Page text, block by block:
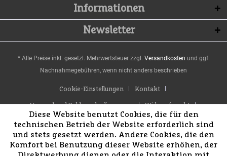
Informationen
Newsletter
* Alle Preise inkl. gesetzl. Mehrwertsteuer zzgl. Versandkosten und ggf.
Nachnahmegebühren, wenn nicht anders beschrieben
Cookie-Einstellungen Kontakt
Versand und Zahlungsbedingungen Widerrufsrecht
Datenschutz AGB Impressum
Diese Website benutzt Cookies, die für den
technischen Betrieb der Website erforderlich sind
und stets gesetzt werden. Andere Cookies, die den
Komfort bei Benutzung dieser Website erhöhen, der